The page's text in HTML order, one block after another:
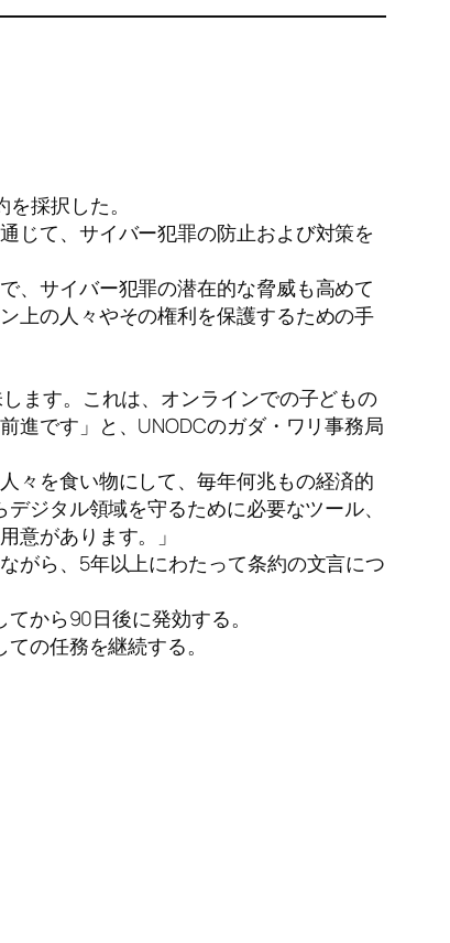
採択した。
じて、サイバー犯罪の防止および対策を
、サイバー犯罪の潜在的な脅威も高めて
上の人々やその権利を保護するための手
ます。これは、オンラインでの子どもの
進です」と、UNODCのガダ・ワリ事務局
々を食い物にして、毎年何兆もの経済的
ジタル領域を守るために必要なツール、
意があります。」
がら、5年以上にわたって条約の文言につ
から90日後に発効する。
の任務を継続する。